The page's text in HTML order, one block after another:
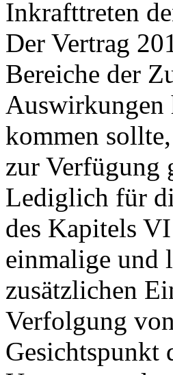
Inkrafttreten
Der Vertrag
Bereiche der
Auswirkungen
kommen
zur Verfügung
Lediglich für
des Kapitels
einmalige und
zusätzlichen
Verfolgung
Gesichtspunkt